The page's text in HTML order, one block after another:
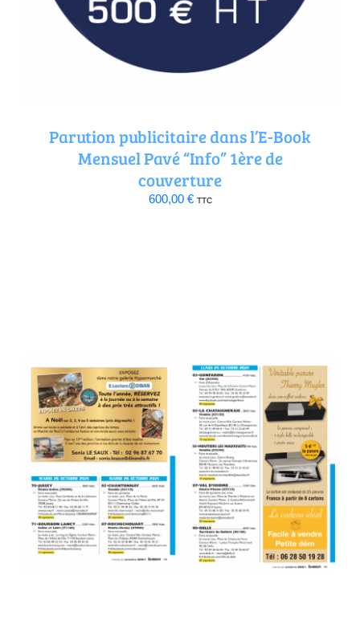
Parution publicitaire dans l’E-Book
Mensuel Pavé “Info” 1ère de
couverture
600,00 € TTC